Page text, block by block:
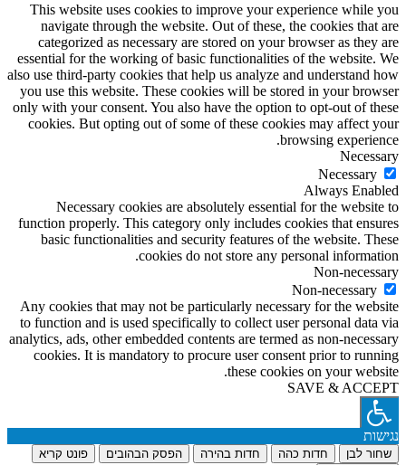
This website uses cookies to improve your experience while you
navigate through the website. Out of these, the cookies that are
categorized as necessary are stored on your browser as they are
essential for the working of basic functionalities of the website. We
also use third-party cookies that help us analyze and understand how
you use this website. These cookies will be stored in your browser
only with your consent. You also have the option to opt-out of these
cookies. But opting out of some of these cookies may affect your
browsing experience.
Necessary
Necessary
Always Enabled
Necessary cookies are absolutely essential for the website to
function properly. This category only includes cookies that ensures
basic functionalities and security features of the website. These
cookies do not store any personal information.
Non-necessary
Non-necessary
Any cookies that may not be particularly necessary for the website
to function and is used specifically to collect user personal data via
analytics, ads, other embedded contents are termed as non-necessary
cookies. It is mandatory to procure user consent prior to running
these cookies on your website.
SAVE & ACCEPT
נגישות
שחור לבן חדות כהה חדות בהירה הפסק הבהובים פונט קריא